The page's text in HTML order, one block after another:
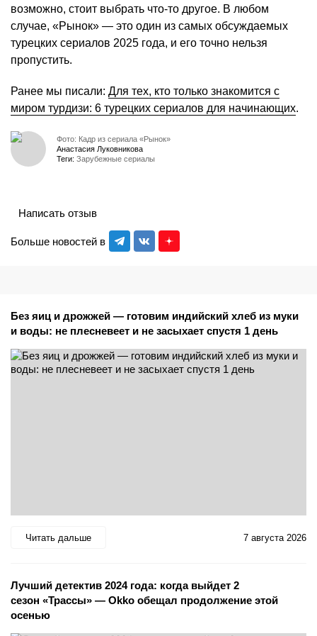
возможно, стоит выбрать что-то другое. В любом
случае, «Рынок» — это один из самых обсуждаемых
турецких сериалов 2025 года, и его точно нельзя
пропустить.
Ранее мы писали: Для тех, кто только знакомится с
миром турдизи: 6 турецких сериалов для начинающих.
Фото: Кадр из сериала «Рынок»
Анастасия Луковникова
Теги: Зарубежные сериалы
Больше новостей в
Написать отзыв
Без яиц и дрожжей — готовим индийский хлеб из муки
и воды: не плесневеет и не засыхает спустя 1 день
Читать дальше 7 августа 2026
Лучший детектив 2024 года: когда выйдет 2
сезон «Трассы» — Okko обещал продолжение этой
осенью